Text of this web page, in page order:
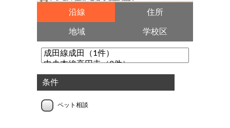
沿線 住所
地域 学校区
条件
ペット相談